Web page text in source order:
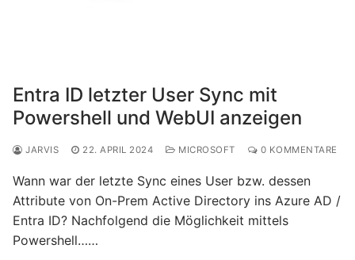
Entra ID letzter User Sync mit
Powershell und WebUI anzeigen
JARVIS 22. APRIL 2024 MICROSOFT 0 KOMMENTARE
Wann war der letzte Sync eines User bzw. dessen
Attribute von On-Prem Active Directory ins Azure AD /
Entra ID? Nachfolgend die Möglichkeit mittels
Powershell……